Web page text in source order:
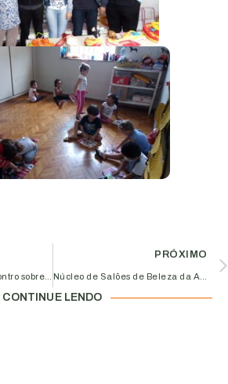
PRÓXIMO
CONTINUE LENDO